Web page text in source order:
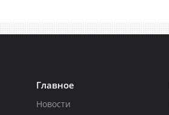
Главное
Новости